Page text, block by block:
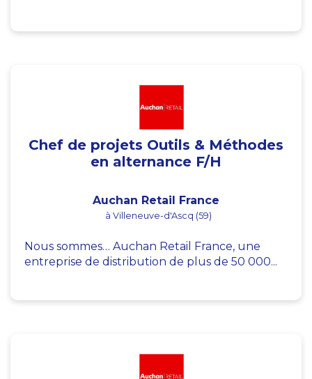
Chef de projets Outils & Méthodes
en alternance F/H
Auchan Retail France
à Villeneuve-d'Ascq (59)
Nous sommes… Auchan Retail France, une
entreprise de distribution de plus de 50 000...